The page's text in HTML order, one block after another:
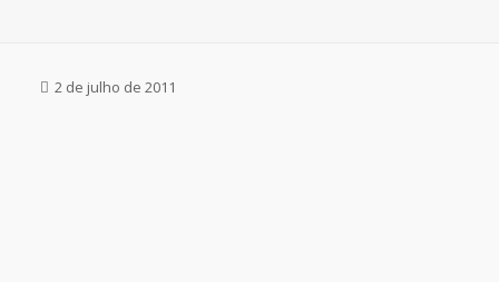
2 de julho de 2011